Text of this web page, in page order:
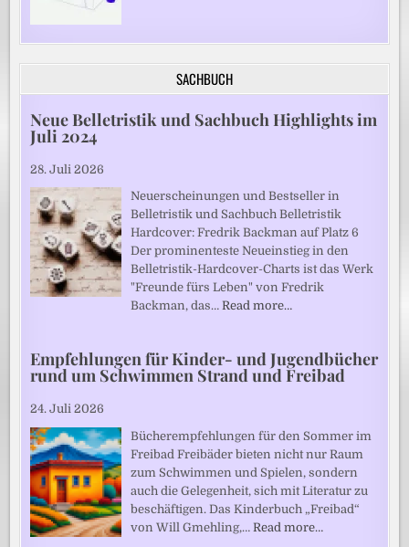
SACHBUCH
Neue Belletristik und Sachbuch Highlights im
Juli 2024
28. Juli 2026
Neuerscheinungen und Bestseller in
Belletristik und Sachbuch Belletristik
Hardcover: Fredrik Backman auf Platz 6
Der prominenteste Neueinstieg in den
Belletristik-Hardcover-Charts ist das Werk
"Freunde fürs Leben" von Fredrik
Backman, das…Read more…
Empfehlungen für Kinder- und Jugendbücher
rund um Schwimmen Strand und Freibad
24. Juli 2026
Bücherempfehlungen für den Sommer im
Freibad Freibäder bieten nicht nur Raum
zum Schwimmen und Spielen, sondern
auch die Gelegenheit, sich mit Literatur zu
beschäftigen. Das Kinderbuch „Freibad“
von Will Gmehling,…Read more…